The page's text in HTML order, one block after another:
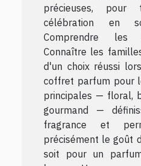
précieuses, pour
célébration en
Comprendre les
Connaître les
d'un choix réussi
coffret parfum pour
principales — floral,
gourmand —
fragrance et
précisément le goût
soit pour un